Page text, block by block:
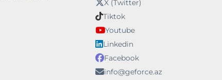
X (Twitter)
Tiktok
Youtube
Linkedin
Facebook
info@geforce.az